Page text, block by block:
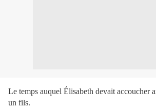
Le temps auquel Élisabeth devait accoucher
un fils.